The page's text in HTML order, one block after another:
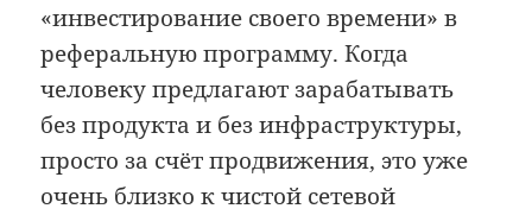
«инвестирование своего времени» в
реферальную программу. Когда
человеку предлагают зарабатывать
без продукта и без инфраструктуры,
просто за счёт продвижения, это уже
очень близко к чистой сетевой